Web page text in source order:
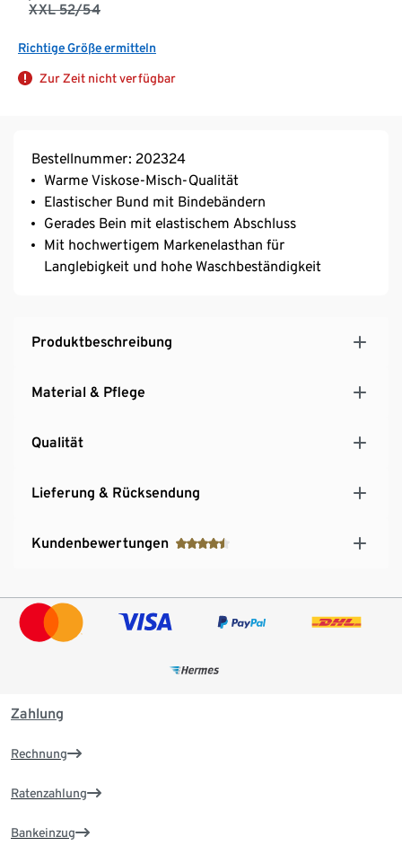
XXL 52/54
Richtige Größe ermitteln
Zur Zeit nicht verfügbar
Bestellnummer: 202324
Warme Viskose-Misch-Qualität
Elastischer Bund mit Bindebändern
Gerades Bein mit elastischem Abschluss
Mit hochwertigem Markenelasthan für
Langlebigkeit und hohe Waschbeständigkeit
Produktbeschreibung
Material & Pflege
Qualität
Lieferung & Rücksendung
Kundenbewertungen
Zahlung
Rechnung
Ratenzahlung
Bankeinzug